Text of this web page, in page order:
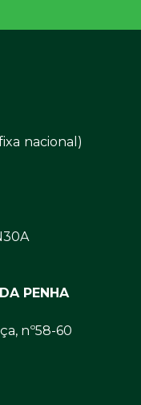
nacional)
PENHA
nº58-60